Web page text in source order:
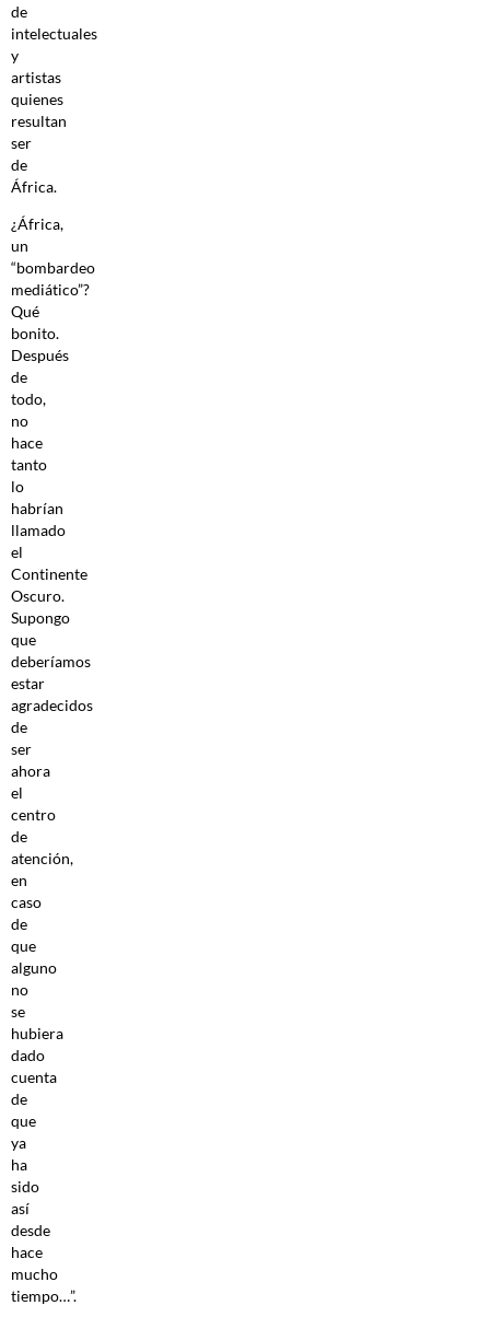
de
intelectuales
y
artistas
quienes
resultan
ser
de
África.
¿África,
un
“bombardeo
mediático”?
Qué
bonito.
Después
de
todo,
no
hace
tanto
lo
habrían
llamado
el
Continente
Oscuro.
Supongo
que
deberíamos
estar
agradecidos
de
ser
ahora
el
centro
de
atención,
en
caso
de
que
alguno
no
se
hubiera
dado
cuenta
de
que
ya
ha
sido
así
desde
hace
mucho
tiempo…”.